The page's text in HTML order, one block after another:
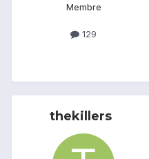
Membre
129
thekillers